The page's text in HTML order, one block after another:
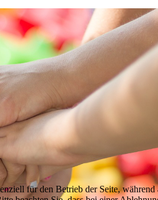
für den Betrieb der Seite,